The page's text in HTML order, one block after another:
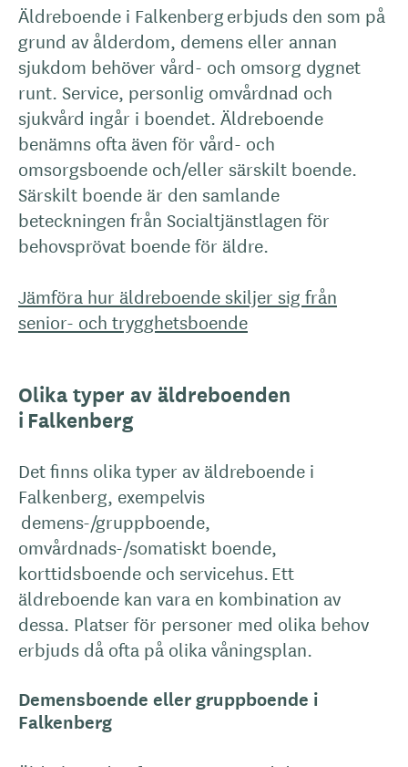
Äldreboende i Falkenberg erbjuds den som på
grund av ålderdom, demens eller annan
sjukdom behöver vård- och omsorg dygnet
runt. Service, personlig omvårdnad och
sjukvård ingår i boendet. Äldreboende
benämns ofta även för vård- och
omsorgsboende och/eller särskilt boende.
Särskilt boende är den samlande
beteckningen från Socialtjänstlagen för
behovsprövat boende för äldre.
Jämföra hur äldreboende skiljer sig från
senior- och trygghetsboende
Olika typer av äldreboenden
i Falkenberg
Det finns olika typer av äldreboende i
Falkenberg, exempelvis
demens-/gruppboende,
omvårdnads-/somatiskt boende,
korttidsboende och servicehus. Ett
äldreboende kan vara en kombination av
dessa. Platser för personer med olika behov
erbjuds då ofta på olika våningsplan.
Demensboende eller gruppboende i
Falkenberg